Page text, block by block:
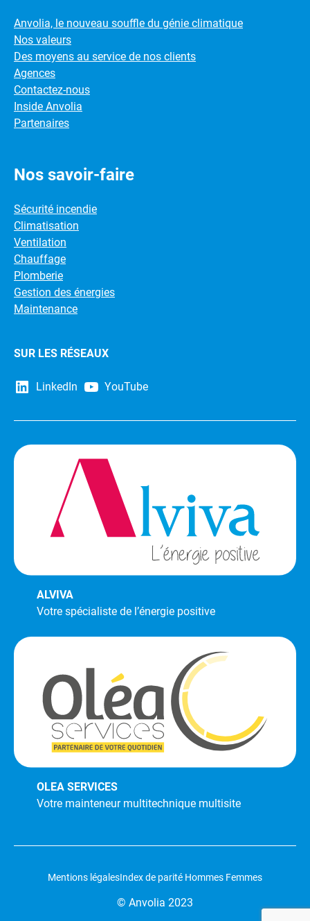
Anvolia, le nouveau souffle du génie climatique
Nos valeurs
Des moyens au service de nos clients
Agences
Contactez-nous
Inside Anvolia
Partenaires
Nos savoir-faire
Sécurité incendie
Climatisation
Ventilation
Chauffage
Plomberie
Gestion des énergies
Maintenance
SUR LES RÉSEAUX
LinkedIn YouTube
ALVIVA
Votre spécialiste de l’énergie positive
OLEA SERVICES
Votre mainteneur multitechnique multisite
Mentions légalesIndex de parité Hommes Femmes
© Anvolia 2023